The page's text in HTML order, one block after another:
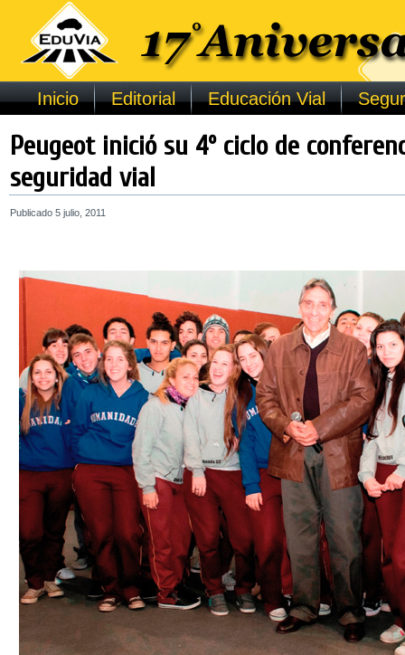
Inicio Editorial Educación Vial
Peugeot inició su 4º ciclo de
seguridad vial
Publicado 5 julio, 2011